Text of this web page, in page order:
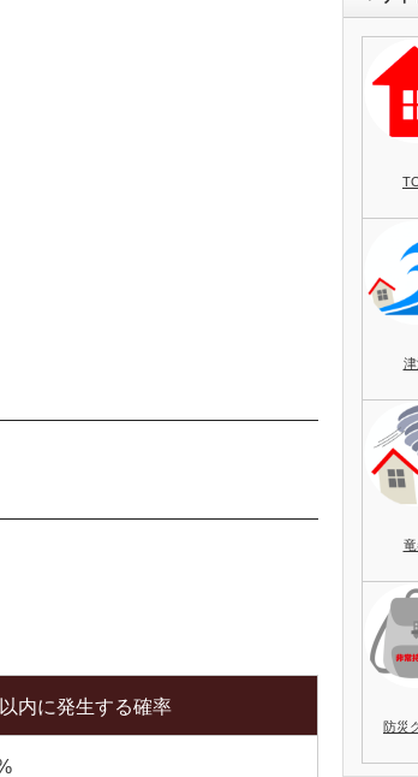
内に発生する確率
防災